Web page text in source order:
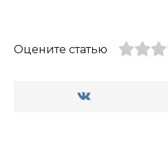
Оцените статью